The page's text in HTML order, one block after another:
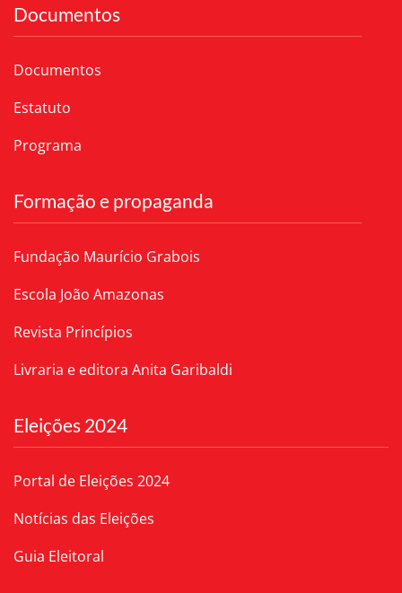
Documentos
Documentos
Estatuto
Programa
Formação e propaganda
Fundação Maurício Grabois
Escola João Amazonas
Revista Princípios
Livraria e editora Anita Garibaldi
Eleições 2024
Portal de Eleições 2024
Notícias das Eleições
Guia Eleitoral